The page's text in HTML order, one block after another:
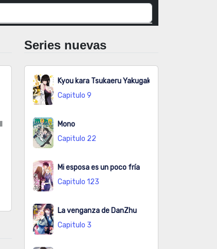
Series nuevas
Kyou kara Tsukaeru Yakugakuteki Osewa
Capitulo 9
Mono
Capitulo 22
Mi esposa es un poco fría
Capitulo 123
La venganza de DanZhu
Capitulo 3